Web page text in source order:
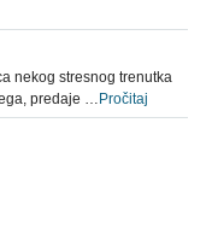
nekog stresnog trenutka
predaje …Pročitaj